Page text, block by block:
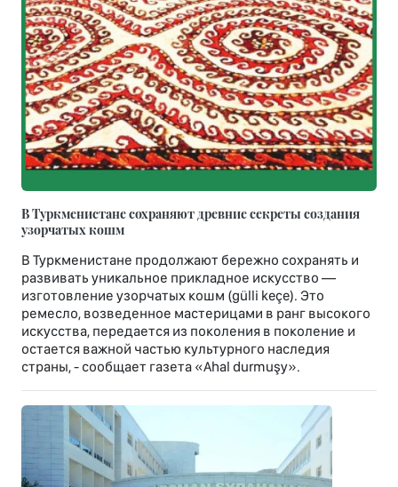
В Туркменистане сохраняют древние секреты создания
узорчатых кошм
В Туркменистане продолжают бережно сохранять и
развивать уникальное прикладное искусство —
изготовление узорчатых кошм (gülli keçe). Это
ремесло, возведенное мастерицами в ранг высокого
искусства, передается из поколения в поколение и
остается важной частью культурного наследия
страны, - сообщает газета «Ahal durmuşy».